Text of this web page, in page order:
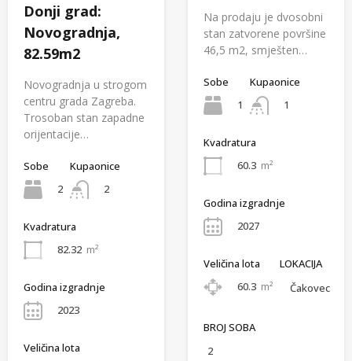
Donji grad:
Novogradnja,
82.59m2
Novogradnja u strogom
centru grada Zagreba.
Trosoban stan zapadne
orijentacije…
Sobe
2
Kupaonice
2
Kvadratura
82.32 m²
Godina izgradnje
2023
Veličina lota
Na prodaju je dvosobni
stan zatvorene površine
46,5 m2, smješten…
Sobe
1
Kupaonice
1
Kvadratura
60.3 m²
Godina izgradnje
2027
Veličina lota
60.3 m²
LOKACIJA
Čakovec
BROJ SOBA
2